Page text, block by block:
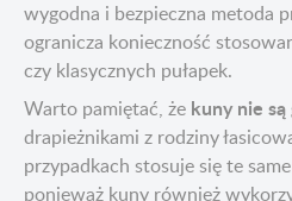
wygodna i bezpieczna metoda
ogranicza konieczność
czy klasycznych pułapek.
Warto pamiętać, że kuny nie
drapieżnikami z rodziny
przypadkach stosuje się te
ponieważ kuny również